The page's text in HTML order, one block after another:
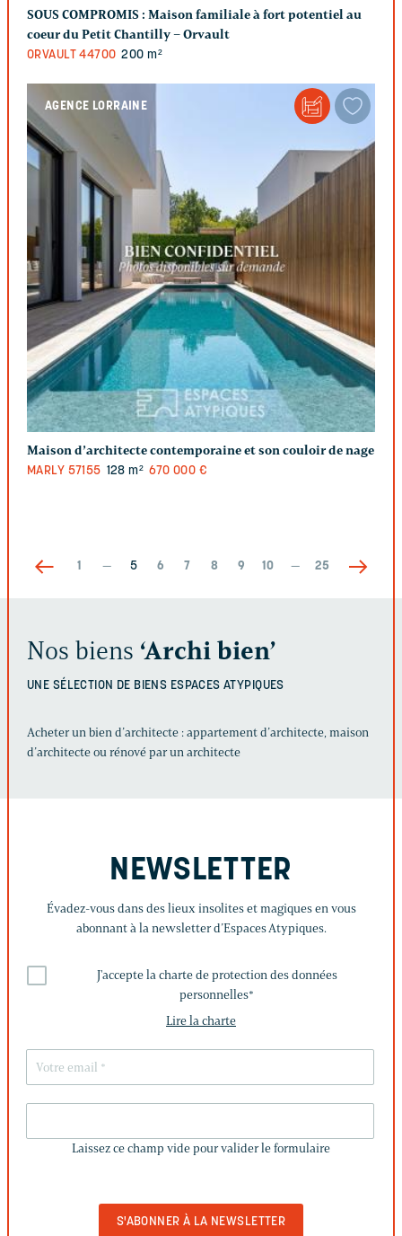
SOUS COMPROMIS : Maison familiale à fort potentiel au
coeur du Petit Chantilly – Orvault
ORVAULT 44700 200 m²
AGENCE LORRAINE
Maison d’architecte contemporaine et son couloir de nage
MARLY 57155 128 m² 670 000 €
1 — 5 6 7 8 9 10 — 25
Nos biens ‘Archi bien’
UNE SÉLECTION DE BIENS ESPACES ATYPIQUES
Acheter un bien d’architecte : appartement d’architecte, maison
d’architecte ou rénové par un architecte
NEWSLETTER
Évadez-vous dans des lieux insolites et magiques en vous
abonnant à la newsletter d’Espaces Atypiques.
J'accepte la charte de protection des données
personnelles*
Lire la charte
CHAMP
Laissez ce champ vide pour valider le formulaire